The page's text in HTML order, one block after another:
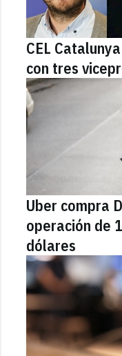
CEL
con tres
Uber compra
operación de
dólares